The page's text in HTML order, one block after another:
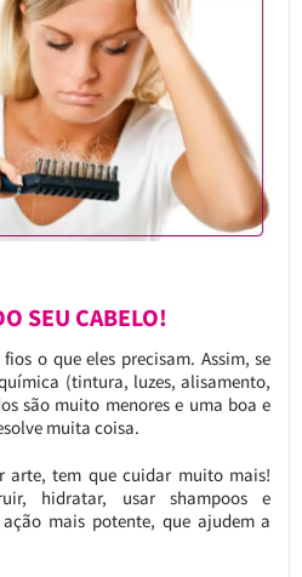
SEU CABELO!
o que eles precisam. Assim, se
(tintura, luzes, alisamento,
são muito menores e uma boa e
muita coisa.
arte, tem que cuidar muito mais!
hidratar, usar shampoos e
mais potente, que ajudem a